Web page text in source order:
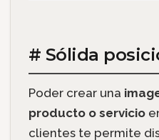
# Sólida
Poder crear una
producto o servicio
clientes te permite